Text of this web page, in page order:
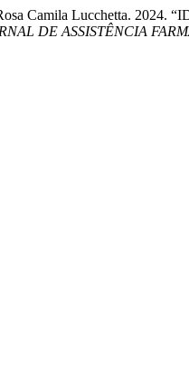
Camila Lucchetta. 2024.
DE ASSISTÊNCIA